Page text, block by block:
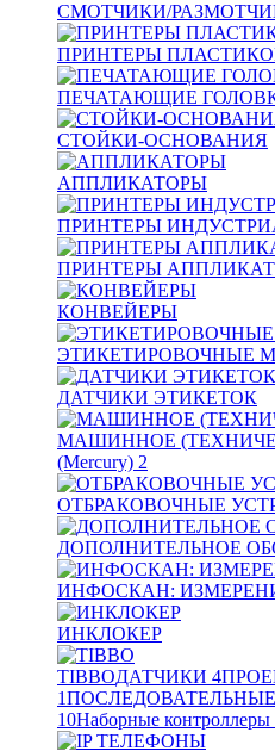
СМОТЧИКИ/
ПРИНТЕРЫ
ПЕЧАТАЮЩИЕ
СТОЙКИ-ОСНОВАНИЯ
АППЛИКАТОРЫ
ПРИНТЕРЫ
ПРИНТЕРЫ
КОНВЕЙЕРЫ
ЭТИКЕТИРОВОЧНЫЕ
ДАТЧИКИ ЭТИКЕТОК
МАШИННОЕ
(Mercury) 2
ОТБРАКОВОЧНЫЕ
ДОПОЛНИТЕЛЬНОЕ
ИНФОСКАН:
ИНКЛОКЕР
TIBBOДАТЧИКИ 4
1
10Наборные контроллеры